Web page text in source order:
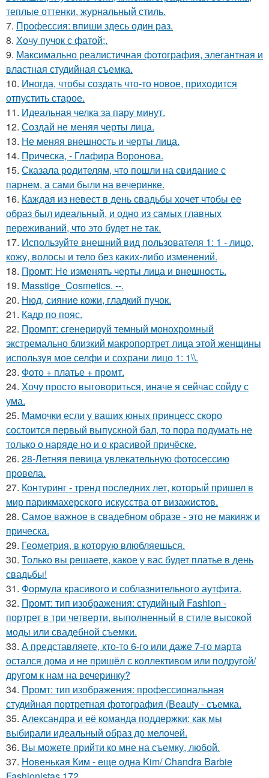
теплые оттенки, журнальный стиль.
7. Профессия: впиши здесь один раз.
8. Хочу пучок с фатой;.
9. Максимально реалистичная фотография, элегантная и
властная студийная съемка.
10. Иногда, чтобы создать что-то новое, приходится
отпустить старое.
11. Идеальная челка за пару минут.
12. Создай не меняя черты лица.
13. Не меняя внешность и черты лица.
14. Прическа, - Глафира Воронова.
15. Сказала родителям, что пошли на свидание с
парнем, а сами были на вечеринке.
16. Каждая из невест в день свадьбы хочет чтобы ее
образ был идеальный, и одно из самых главных
переживаний, что это будет не так.
17. Используйте внешний вид пользователя 1: 1 - лицо,
кожу, волосы и тело без каких-либо изменений.
18. Промт: Не изменять черты лица и внешность.
19. Masstige_Cosmetics. --.
20. Нюд, сияние кожи, гладкий пучок.
21. Кадр по пояс.
22. Промпт: сгенерируй темный монохромный
экстремально близкий макропортрет лица этой женщины
используя мое селфи и сохрани лицо 1: 1\\.
23. Фото + платье + промт.
24. Хочу просто выговориться, иначе я сейчас сойду с
ума.
25. Мамочки если у ваших юных принцесс скоро
состоится первый выпускной бал, то пора подумать не
только о наряде но и о красивой причёске.
26. 28-Летняя певица увлекательную фотосессию
провела.
27. Контуринг - тренд последних лет, который пришел в
мир парикмахерского искусства от визажистов.
28. Самое важное в свадебном образе - это не макияж и
прическа.
29. Геометрия, в которую влюбляешься.
30. Только вы решаете, какое у вас будет платье в день
свадьбы!
31. Формула красивого и соблазнительного аутфита.
32. Промт: тип изображения: студийный Fashion -
портрет в три четверти, выполненный в стиле высокой
моды или свадебной съемки.
33. А представляете, кто-то 6-го или даже 7-го марта
остался дома и не пришёл с коллективом или подругой/
другом к нам на вечеринку?
34. Промт: тип изображения: профессиональная
студийная портретная фотография (Beauty - съемка.
35. Александра и её команда поддержки: как мы
выбирали идеальный образ до мелочей.
36. Вы можете прийти ко мне на съемку, любой.
37. Новенькая Ким - еще одна Kim/ Chandra Barbie